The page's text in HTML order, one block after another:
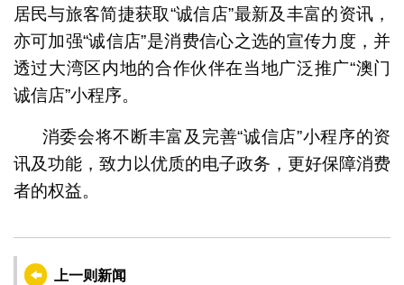
居民与旅客简捷获取“诚信店”最新及丰富的资讯，
亦可加强“诚信店”是消费信心之选的宣传力度，并
透过大湾区内地的合作伙伴在当地广泛推广“澳门
诚信店”小程序。
消委会将不断丰富及完善“诚信店”小程序的资
讯及功能，致力以优质的电子政务，更好保障消费
者的权益。
上一则新闻